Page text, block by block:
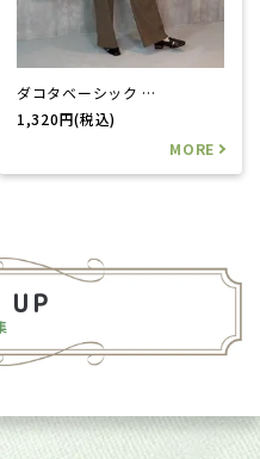
ダコタベーシック …
1,320円(税込)
UP